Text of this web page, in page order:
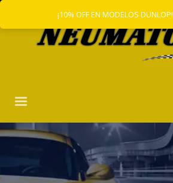
¡10% OFF EN MODELOS DUNLOP!